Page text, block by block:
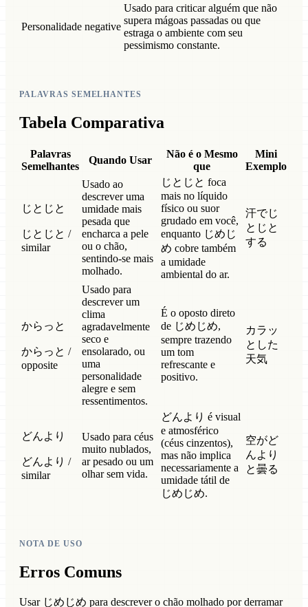
Personalidade negative
Usado para criticar alguém que não
supera mágoas passadas ou que
estraga o ambiente com seu
pessimismo constante.
PALAVRAS SEMELHANTES
Tabela Comparativa
Palavras
Semelhantes
Quando Usar
Não é o Mesmo
que
Mini
Exemplo
じとじと
じとじと /
similar
Usado ao
descrever uma
umidade mais
pesada que
encharca a pele
ou o chão,
sentindo-se mais
molhado.
じとじと foca
mais no líquido
físico ou suor
grudado em você,
enquanto じめじ
め cobre também
a umidade
ambiental do ar.
汗でじ
とじと
する
からっと
からっと /
opposite
Usado para
descrever um
clima
agradavelmente
seco e
ensolarado, ou
uma
personalidade
alegre e sem
ressentimentos.
É o oposto direto
de じめじめ,
sempre trazendo
um tom
refrescante e
positivo.
カラッ
とした
天気
どんより
どんより /
similar
Usado para céus
muito nublados,
ar pesado ou um
olhar sem vida.
どんより é visual
e atmosférico
(céus cinzentos),
mas não implica
necessariamente a
umidade tátil de
じめじめ.
空がど
んより
と曇る
NOTA DE USO
Erros Comuns
Usar じめじめ para descrever o chão molhado por derramar